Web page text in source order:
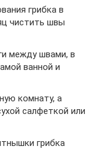
грибка в
чистить швы
между швами, в
ванной и
комнату, а
салфеткой или
грибка